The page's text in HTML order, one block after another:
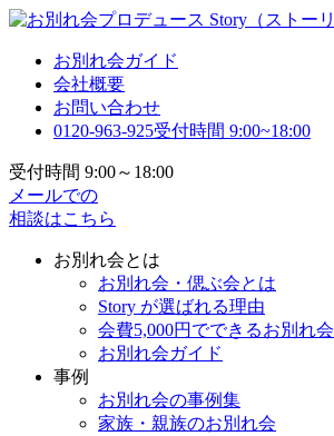
お別れ会ガイド
会社概要
お問い合わせ
0120-963-925受付時間 9:00~18:00
受付時間 9:00～18:00
メールでの
相談はこちら
お別れ会とは
お別れ会・偲ぶ会とは
Story が選ばれる理由
会費5,000円でできるお別れ会
お別れ会ガイド
事例
お別れ会の事例集
家族・親族のお別れ会